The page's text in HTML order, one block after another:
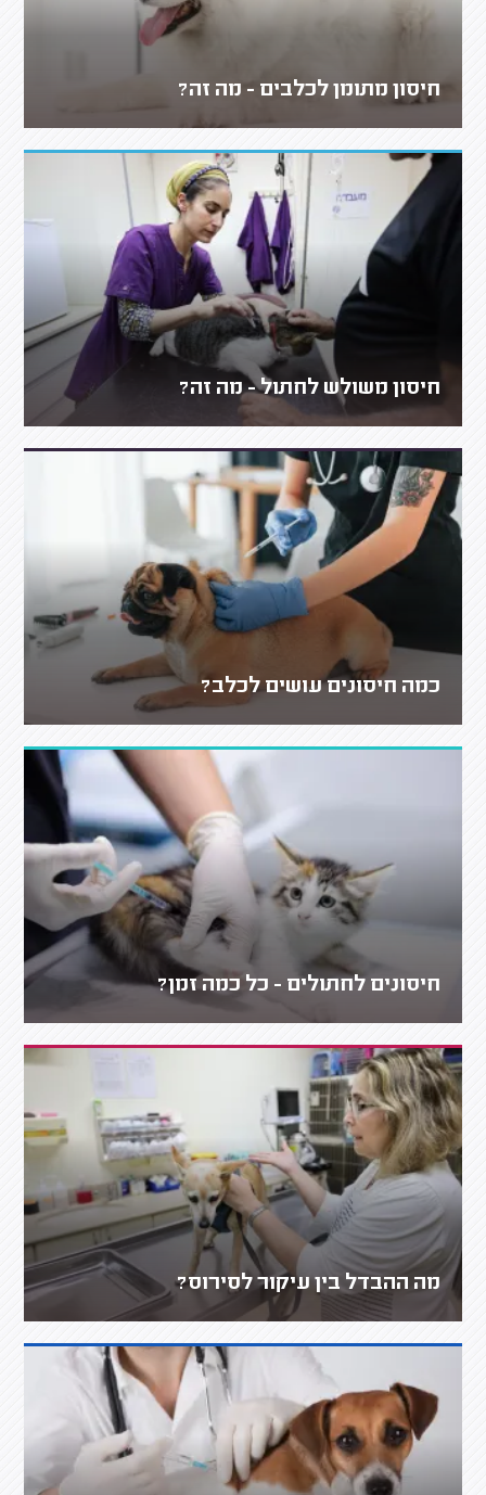
חיסון מתומן לכלבים - מה זה?
חיסון משולש לחתול - מה זה?
כמה חיסונים עושים לכלב?
חיסונים לחתולים - כל כמה זמן?
מה ההבדל בין עיקור לסירוס?